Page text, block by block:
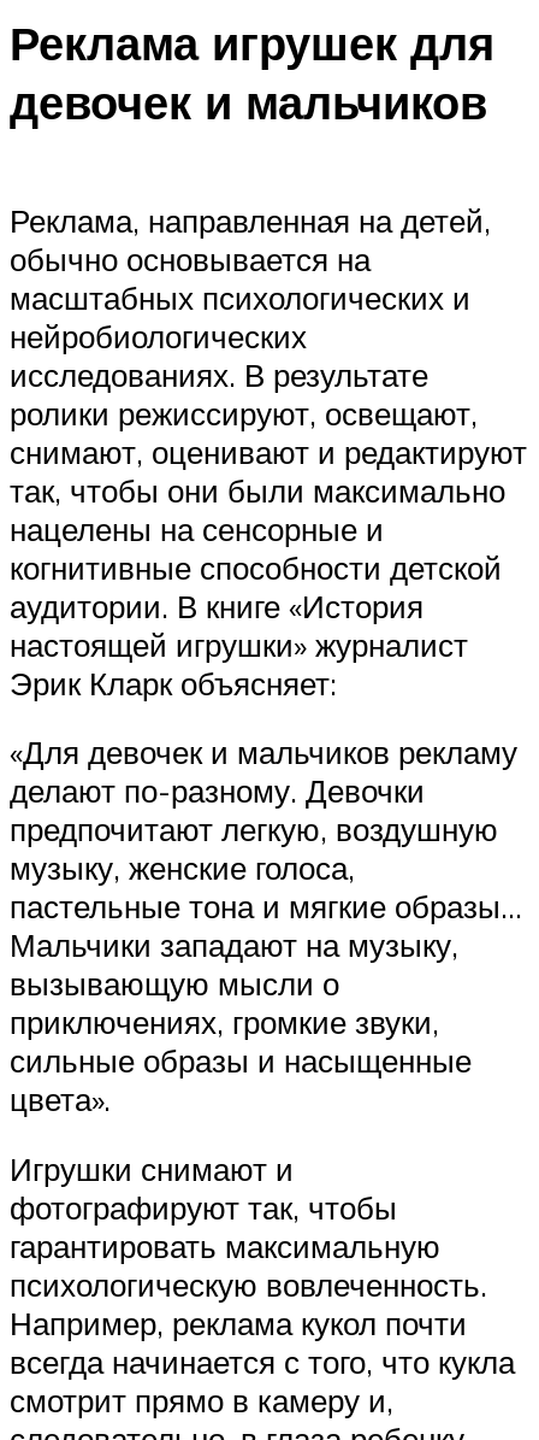
Реклама игрушек для
девочек и мальчиков
Реклама, направленная на детей,
обычно основывается на
масштабных психологических и
нейробиологических
исследованиях. В результате
ролики режиссируют, освещают,
снимают, оценивают и редактируют
так, чтобы они были максимально
нацелены на сенсорные и
когнитивные способности детской
аудитории. В книге «История
настоящей игрушки» журналист
Эрик Кларк объясняет:
«Для девочек и мальчиков рекламу
делают по-разному. Девочки
предпочитают легкую, воздушную
музыку, женские голоса,
пастельные тона и мягкие образы…
Мальчики западают на музыку,
вызывающую мысли о
приключениях, громкие звуки,
сильные образы и насыщенные
цвета».
Игрушки снимают и
фотографируют так, чтобы
гарантировать максимальную
психологическую вовлеченность.
Например, реклама кукол почти
всегда начинается с того, что кукла
смотрит прямо в камеру и,